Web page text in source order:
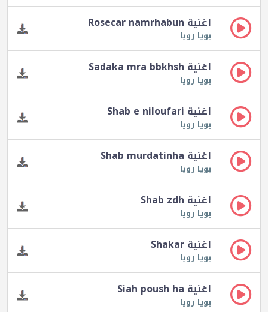
اغنية Rosecar namrhabun
بويا رويا
اغنية Sadaka mra bbkhsh
بويا رويا
اغنية Shab e niloufari
بويا رويا
اغنية Shab murdatinha
بويا رويا
اغنية Shab zdh
بويا رويا
اغنية Shakar
بويا رويا
اغنية Siah poush ha
بويا رويا